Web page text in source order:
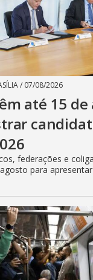
/ 07/08/2026
até 15 de
federações e
para